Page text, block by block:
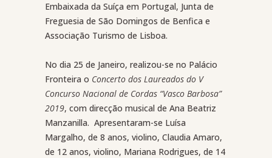
Embaixada da Suíça em Portugal, Junta de
Freguesia de São Domingos de Benfica e
Associação Turismo de Lisboa.
No dia 25 de Janeiro, realizou-se no Palácio
Fronteira o Concerto dos Laureados do V
Concurso Nacional de Cordas “Vasco Barbosa”
2019, com direcção musical de Ana Beatriz
Manzanilla. Apresentaram-se Luísa
Margalho, de 8 anos, violino, Claudia Amaro,
de 12 anos, violino, Mariana Rodrigues, de 14